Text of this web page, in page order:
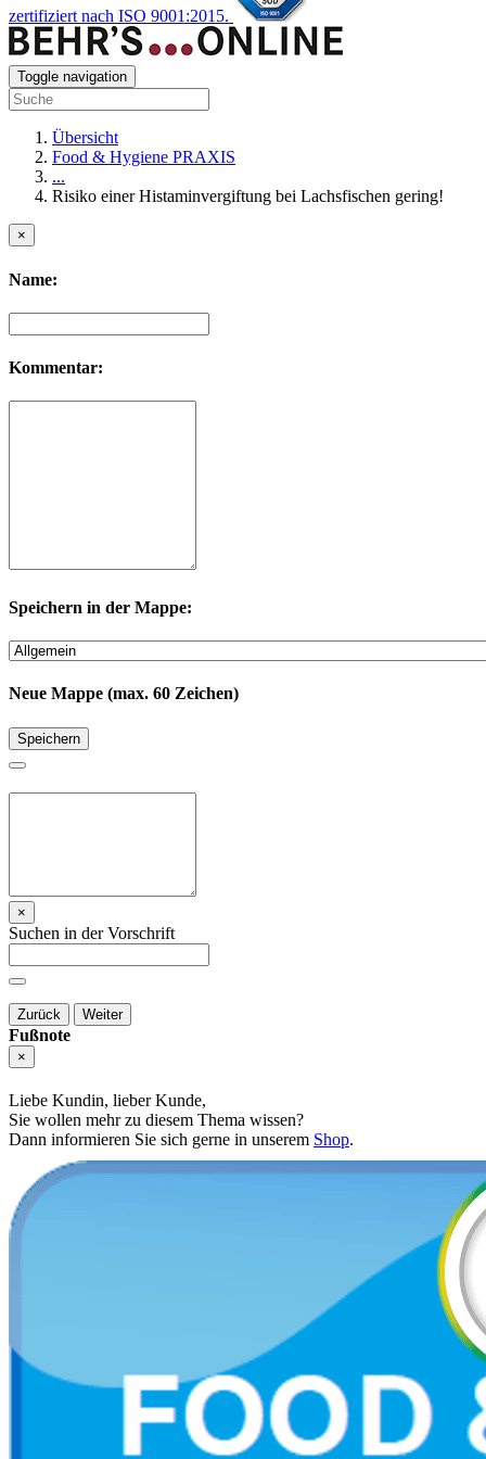
zertifiziert nach ISO 9001:2015.
Toggle navigation
Übersicht
Food & Hygiene PRAXIS
...
Risiko einer Histaminvergiftung bei Lachsfischen gering!
×
Name:
Kommentar:
Speichern in der Mappe:
Neue Mappe (max. 60 Zeichen)
Speichern
×
Suchen in der Vorschrift
Zurück Weiter
Fußnote
×
Liebe Kundin, lieber Kunde,
Sie wollen mehr zu diesem Thema wissen?
Dann informieren Sie sich gerne in unserem Shop.